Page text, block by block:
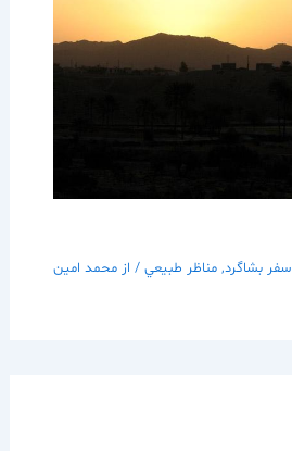
سفر بشاگرد, مناظر طبيعي/ از محمد امین